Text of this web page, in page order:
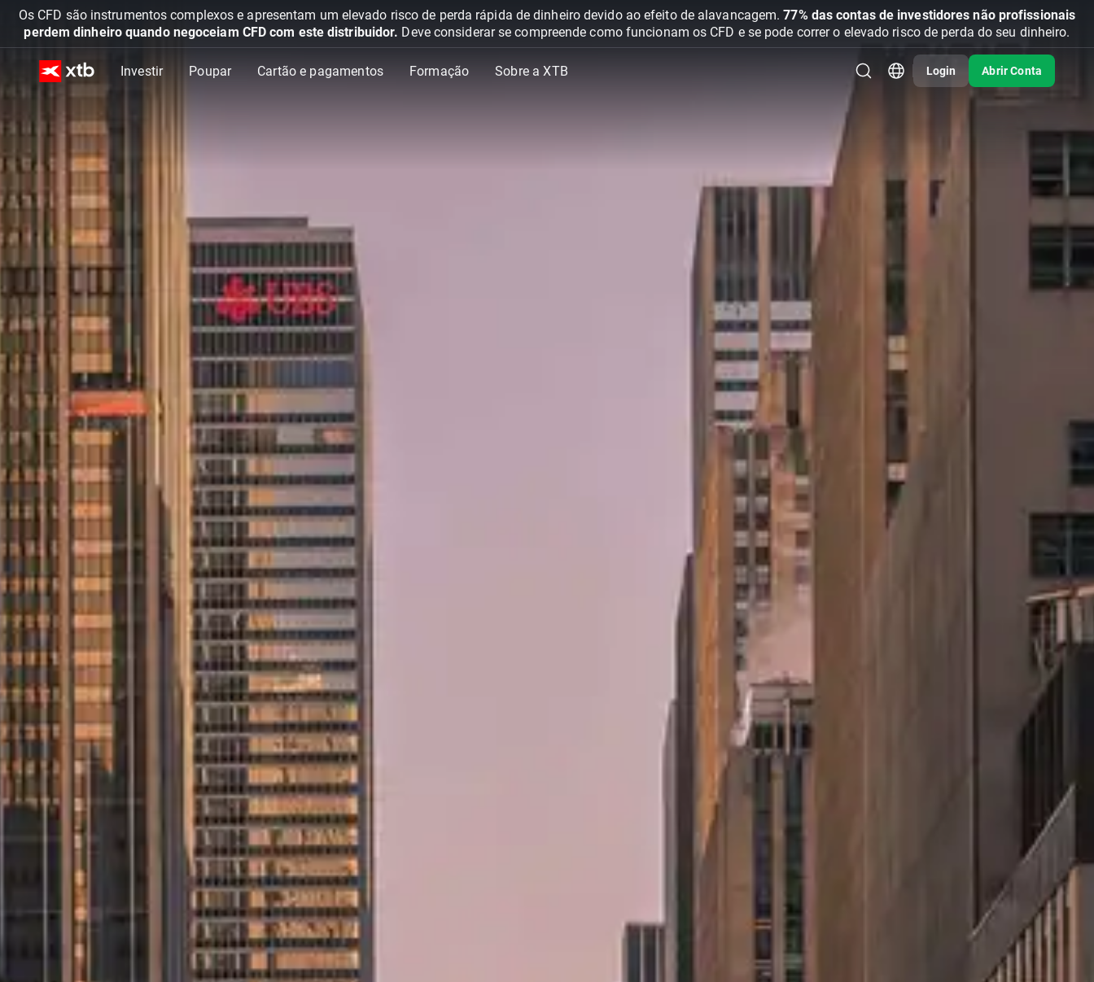
Os CFD são instrumentos complexos e apresentam um elevado risco de perda rápida de dinheiro devido ao efeito de alavancagem.77% das contas de investidores não profissionais
perdem dinheiro quando negoceiam CFD com este distribuidor. Deve considerar se compreende como funcionam os CFD e se pode correr o elevado risco de perda do seu dinheiro.
Investir Poupar Cartão e pagamentos Formação Sobre a XTB Login Abrir Conta